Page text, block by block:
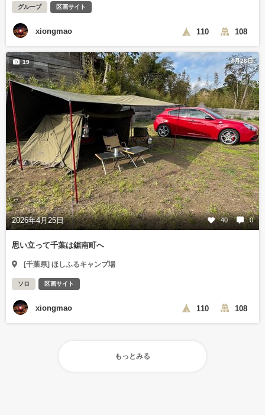
グループ 区画サイト
xiongmao 110 108
4月26日
2026年4月25日 40 0
19
思い立って千葉は鋸南町へ
[千葉県] ほしふるキャンプ場
ソロ 区画サイト
xiongmao 110 108
もっとみる